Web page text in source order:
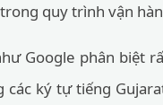
quy trình vận
Google phân biệt
ký tự tiếng